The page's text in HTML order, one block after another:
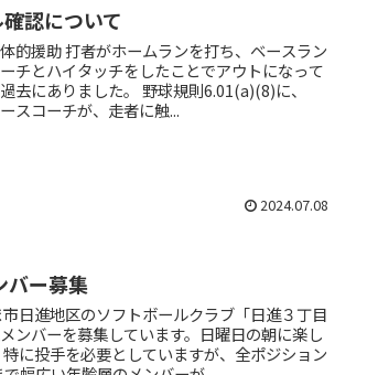
認について
的援助 打者がホームランを打ち、ベースラン
チとハイタッチをしたことでアウトになって
去にありました。 野球規則6.01(a)(8)に、
スコーチが、走者に触...
2024.07.08
バー募集
日進地区のソフトボールクラブ「日進３丁目
ンバーを募集しています。日曜日の朝に楽し
に投手を必要としていますが、全ポジション